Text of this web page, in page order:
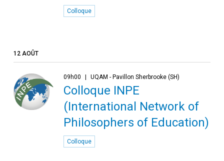
Colloque
12 AOÛT
09h00 UQAM - Pavillon Sherbrooke (SH)
Colloque INPE
(International Network of
Philosophers of Education)
Colloque